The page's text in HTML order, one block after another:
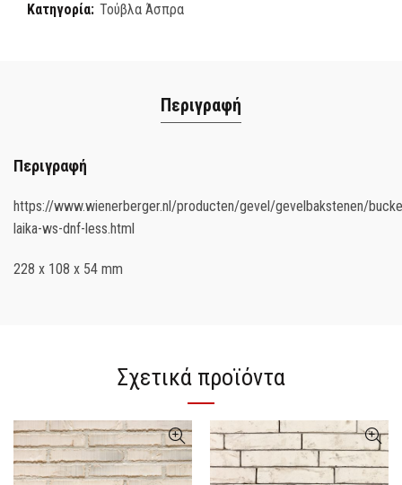
Κατηγορία: Τούβλα Άσπρα
Περιγραφή
Περιγραφή
https://www.wienerberger.nl/producten/gevel/gevelbakstenen/
laika-ws-dnf-less.html
228 x 108 x 54 mm
Σχετικά προϊόντα